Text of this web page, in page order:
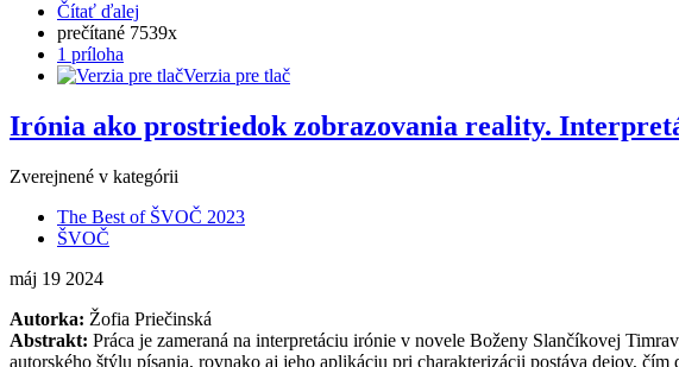
Čítať ďalej
prečítané 7539x
1 príloha
Verzia pre tlač
Irónia ako prostriedok zobrazovania reality.
Zverejnené v kategórii
The Best of ŠVOČ 2023
ŠVOČ
máj 19 2024
Autorka: Žofia Priečinská
Abstrakt: Práca je zameraná na interpretáciu irónie v novele Boženy Slančíkovej
autorského štýlu písania, rovnako aj jeho aplikáciu pri charakterizácii postáva dejov,